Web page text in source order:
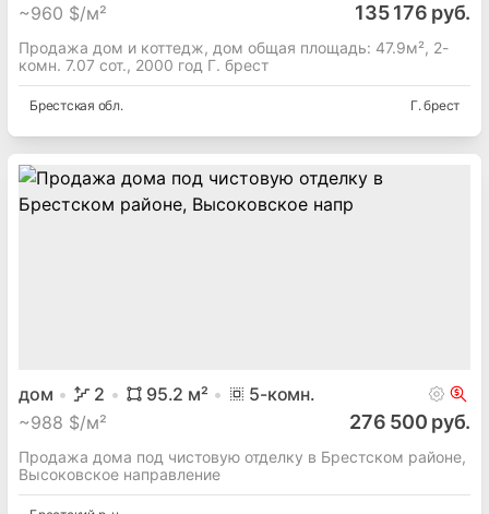
~960 $/м² 135 176 руб.
Продажа дом и коттедж, дом общая площадь: 47.9м², 2-
комн. 7.07 сот., 2000 год Г. брест
Брестская обл. Г. брест
дом 2 95.2 м² 5-комн.
~988 $/м² 276 500 руб.
Продажа дома под чистовую отделку в Брестском районе,
Высоковское направление